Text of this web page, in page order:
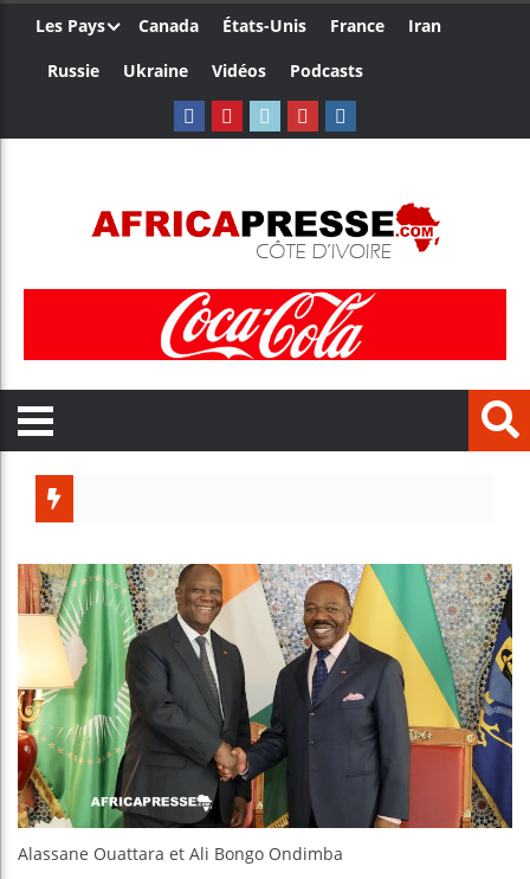
Les Pays Canada États-Unis France
Iran
Russie
Ukraine Vidéos Podcasts
Côte
Alassane Ouattara et Ali Bongo Ondimba